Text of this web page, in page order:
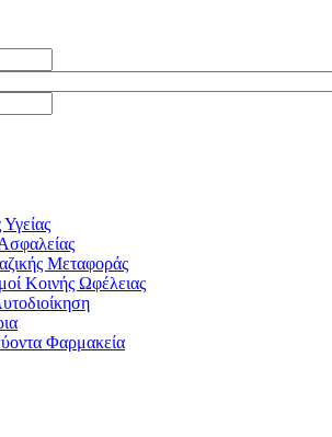
Μεταφοράς
Κοινής Ωφέλειας
Φαρμακεία